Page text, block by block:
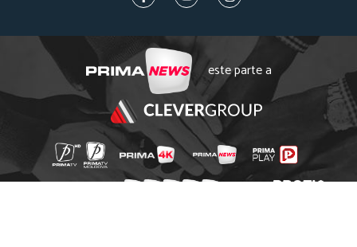
este parte a